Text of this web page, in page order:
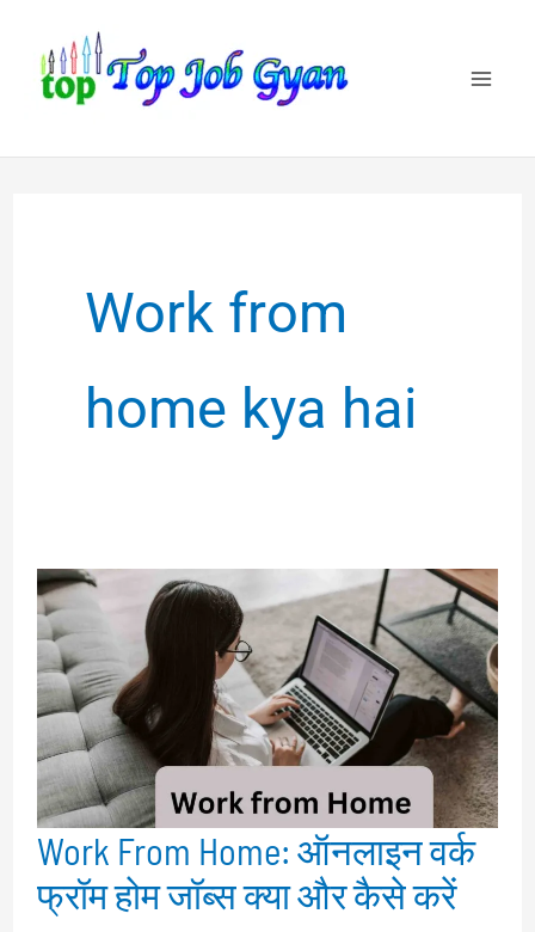
content
Work from
home kya hai
Work From Home: ऑनलाइन वर्क
फ्रॉम होम जॉब्स क्या और कैसे करें